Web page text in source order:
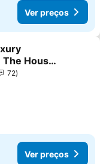
Ver preços
aos favoritos
House
historical
city centre
72
Ver preços